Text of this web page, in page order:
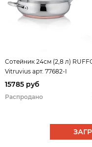
Сотейник 24см (2,8 л)
Vitruvius арт. 77682-I
15785 руб
Распродано